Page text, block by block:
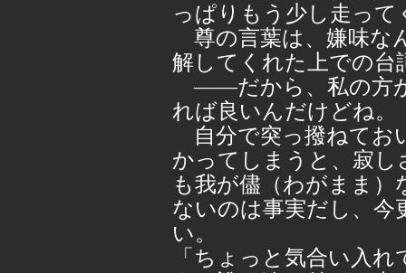
っぱりもう少し走って
尊の言葉は、嫌味な
解してくれた上での台
――だから、私の方
れば良いんだけどね。
自分で突っ撥ねてお
かってしまうと、寂
も我が儘（わがまま
ないのは事実だし、今
い。
「ちょっと気合い入